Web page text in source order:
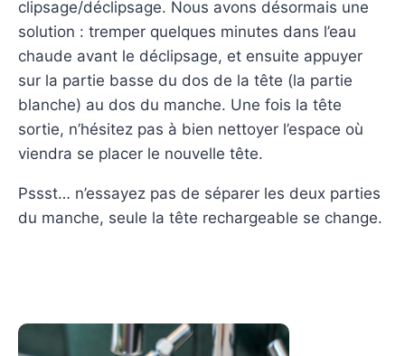
clipsage/déclipsage. Nous avons désormais une
solution : tremper quelques minutes dans l’eau
chaude avant le déclipsage, et ensuite appuyer
sur la partie basse du dos de la tête (la partie
blanche) au dos du manche. Une fois la tête
sortie, n’hésitez pas à bien nettoyer l’espace où
viendra se placer le nouvelle tête.
Pssst… n’essayez pas de séparer les deux parties
du manche, seule la tête rechargeable se change.